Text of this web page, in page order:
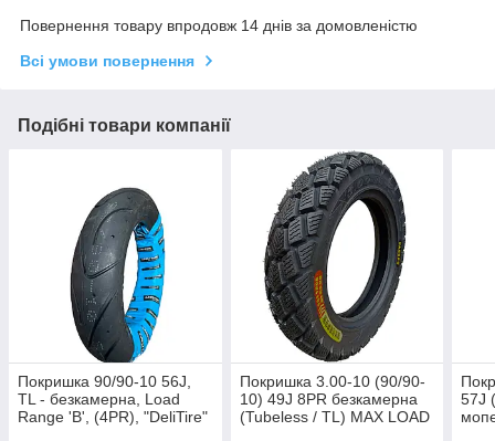
Повернення товару впродовж 14 днів за домовленістю
Всі умови повернення
Подібні товари компанії
Покришка 90/90-10 56J,
TL - безкамерна, Load
Range 'B', (4PR), "DeliTire"
Покришка 3.00-10 (90/90-
10) 49J 8PR безкамерна
(Tubeless / TL) MAX LOAD
57J